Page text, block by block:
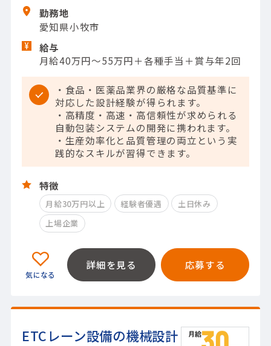
勤務地
愛知県小牧市
給与
月給40万円～55万円＋各種手当＋賞与年2回
・食品・医薬品業界の厳格な品質基準に
対応した設計経験が得られます。
・高精度・高速・高信頼性が求められる
自動包装システムの開発に携われます。
・生産効率化と品質管理の両立という実
践的なスキルが習得できます。
特徴
月給30万円以上 経験者優遇
土日休み
上場企業
詳細を見る 応募する
ETCレーン設備の機械設計